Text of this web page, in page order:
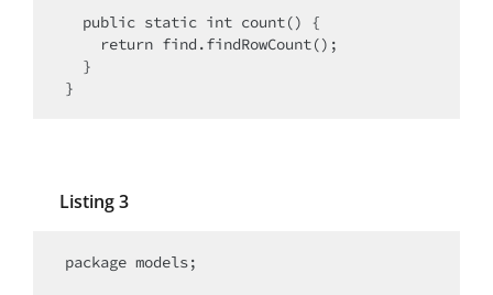
}
Listing 3
package models;